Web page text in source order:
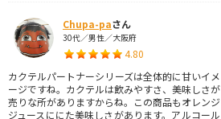
Chupa-paさん
30代／男性／大阪府
4.80
カクテルパートナーシリーズは全体的に甘いイメ
ージですね。カクテルは飲みやすさ、美味しさが
売りな所がありますからね。この商品もオレンジ
ジュースににた美味しさがあります。アルコール